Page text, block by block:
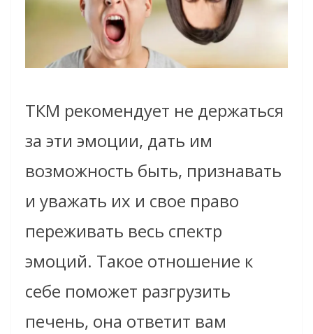
ТКМ рекомендует не держаться
за эти эмоции, дать им
возможность быть, признавать
и уважать их и свое право
переживать весь спектр
эмоций. Такое отношение к
себе поможет разгрузить
печень, она ответит вам